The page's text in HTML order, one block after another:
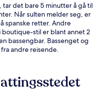
tar det bare 5 minutter å gå til
Når sulten melder seg, er
spanske retter. Andre
stil er blant annet 2
bassengbar. Bassenget og
andre reisende.